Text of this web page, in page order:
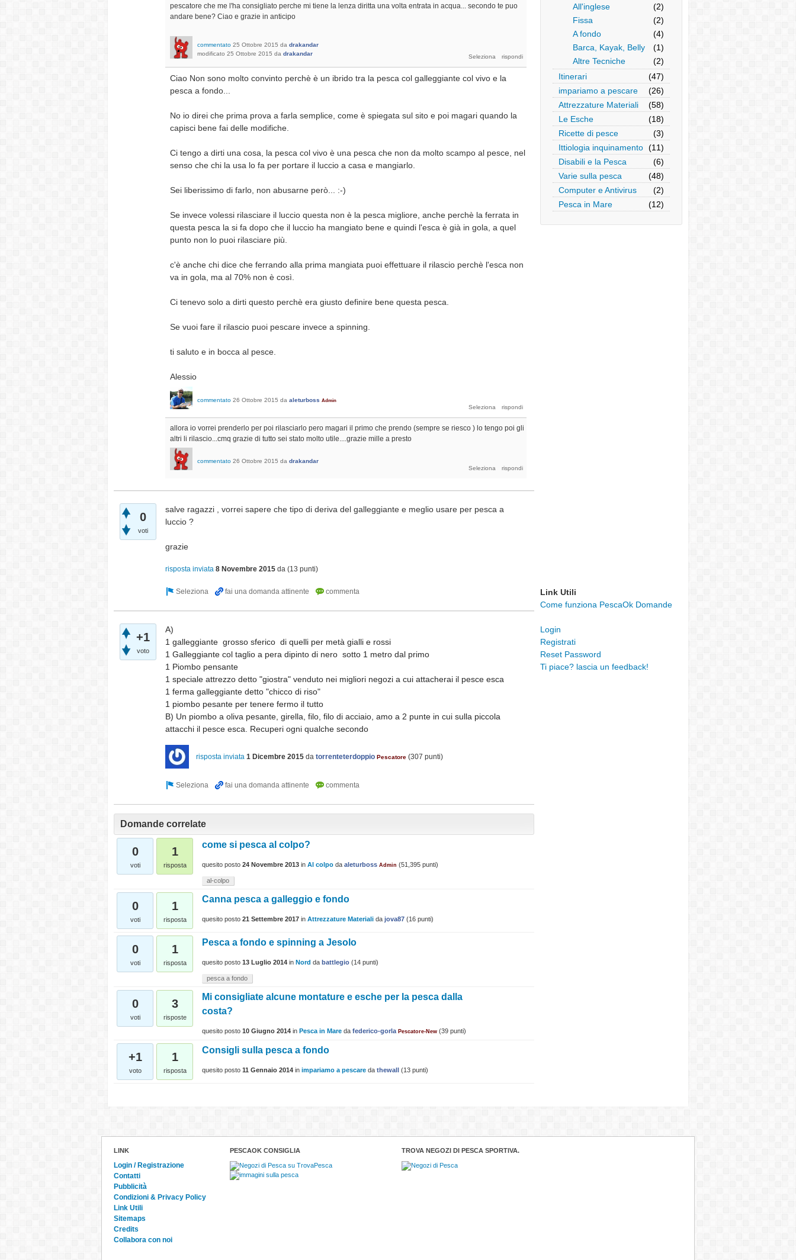
All'inglese
(2)
Fissa
(2)
A fondo
(4)
Barca, Kayak, Belly
(1)
Altre Tecniche
(2)
Itinerari
(47)
impariamo a pescare
(26)
Attrezzature Materiali
(58)
Le Esche
(18)
Ricette di pesce
(3)
Ittiologia inquinamento (11)
Disabili e la Pesca
(6)
Varie sulla pesca
(48)
Computer e Antivirus
(2)
Pesca in Mare
(12)
Link Utili
Come funziona PescaOk Domande
Login
Registrati
Reset Password
Ti piace? lascia un feedback!
pescatore che me l'ha consigliato perche mi tiene la lenza diritta una volta entrata in acqua... secondo te puo
andare bene? Ciao e grazie in anticipo
commentato 25 Ottobre 2015 da drakandar
modificato 25 Ottobre 2015 da drakandar
Ciao Non sono molto convinto perchè è un ibrido tra la pesca col galleggiante col vivo e la
pesca a fondo...
No io direi che prima prova a farla semplice, come è spiegata sul sito e poi magari quando la
capisci bene fai delle modifiche.
Ci tengo a dirti una cosa, la pesca col vivo è una pesca che non da molto scampo al pesce, nel
senso che chi la usa lo fa per portare il luccio a casa e mangiarlo.
Sei liberissimo di farlo, non abusarne però... :-)
Se invece volessi rilasciare il luccio questa non è la pesca migliore, anche perchè la ferrata in
questa pesca la si fa dopo che il luccio ha mangiato bene e quindi l'esca è già in gola, a quel
punto non lo puoi rilasciare più.
c'è anche chi dice che ferrando alla prima mangiata puoi effettuare il rilascio perchè l'esca non
va in gola, ma al 70% non è così.
Ci tenevo solo a dirti questo perchè era giusto definire bene questa pesca.
Se vuoi fare il rilascio puoi pescare invece a spinning.
ti saluto e in bocca al pesce.
Alessio
commentato 26 Ottobre 2015 da aleturboss Admin
allora io vorrei prenderlo per poi rilasciarlo pero magari il primo che prendo (sempre se riesco ) lo tengo poi gli
altri li rilascio...cmq grazie di tutto sei stato molto utile....grazie mille a presto
commentato 26 Ottobre 2015 da drakandar
0
voti
salve ragazzi , vorrei sapere che tipo di deriva del galleggiante e meglio usare per pesca a
luccio ?
grazie
risposta inviata 8 Novembre 2015 da (13 punti)
+1
voto
A)
1 galleggiante grosso sferico di quelli per metà gialli e rossi
1 Galleggiante col taglio a pera dipinto di nero sotto 1 metro dal primo
1 Piombo pensante
1 speciale attrezzo detto "giostra" venduto nei migliori negozi a cui attacherai il pesce esca
1 ferma galleggiante detto "chicco di riso"
1 piombo pesante per tenere fermo il tutto
B) Un piombo a oliva pesante, girella, filo, filo di acciaio, amo a 2 punte in cui sulla piccola
attacchi il pesce esca. Recuperi ogni qualche secondo
risposta inviata 1 Dicembre 2015 da torrenteterdoppio Pescatore (307 punti)
Domande correlate
0
voti
1
risposta
come si pesca al colpo?
quesito posto 24 Novembre 2013 in Al colpo da aleturboss Admin (51,395 punti)
al-colpo
0
voti
1
risposta
Canna pesca a galleggio e fondo
quesito posto 21 Settembre 2017 in Attrezzature Materiali da jova87 (16 punti)
0
voti
1
risposta
Pesca a fondo e spinning a Jesolo
quesito posto 13 Luglio 2014 in Nord da battlegio (14 punti)
pesca a fondo
0
voti
3
risposte
Mi consigliate alcune montature e esche per la pesca dalla
costa?
quesito posto 10 Giugno 2014 in Pesca in Mare da federico-gorla Pescatore-New (39 punti)
+1
voto
1
risposta
Consigli sulla pesca a fondo
quesito posto 11 Gennaio 2014 in impariamo a pescare da thewall (13 punti)
LINK
Login / Registrazione
Contatti
Pubblicità
Condizioni & Privacy Policy
Link Utili
Sitemaps
Credits
Collabora con noi
PESCAOK CONSIGLIA TROVA NEGOZI DI PESCA SPORTIVA.